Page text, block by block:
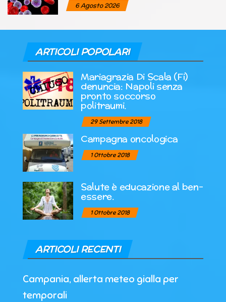
6 Agosto 2026
ARTICOLI POPOLARI
Mariagrazia Di Scala (Fi)
denuncia: Napoli senza
pronto soccorso
politraumi.
29 Settembre 2018
Campagna oncologica
1 Ottobre 2018
Salute è educazione al ben-
essere.
1 Ottobre 2018
ARTICOLI RECENTI
Campania, allerta meteo gialla per
temporali